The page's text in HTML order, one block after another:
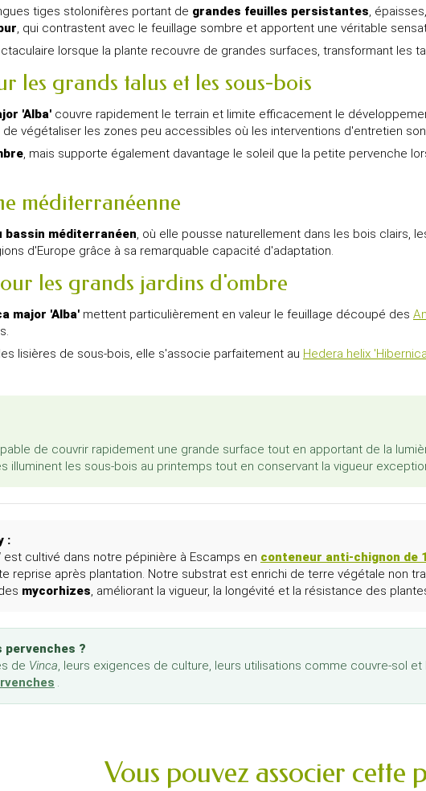
tiges stolonifères portant de grandes feuilles persistantes ,
, qui contrastent avec le feuillage sombre et apportent une véritable
lorsque la plante recouvre de grandes surfaces, transformant les
les grands talus et les sous-bois
'Alba' couvre rapidement le terrain et limite efficacement le
végétaliser les zones peu accessibles où les interventions d'entretien
, mais supporte également davantage le soleil que la petite pervenche
méditerranéenne
bassin méditerranéen, où elle pousse naturellement dans les bois clairs,
d'Europe grâce à sa remarquable capacité d'adaptation.
les grands jardins d'ombre
major 'Alba' mettent particulièrement en valeur le feuillage découpé des
lisières de sous-bois, elle s'associe parfaitement au Hedera helix
de couvrir rapidement une grande surface tout en apportant de la
illuminent les sous-bois au printemps tout en conservant la vigueur
:
est cultivé dans notre pépinière à Escamps en conteneur anti-chignon de
reprise après plantation. Notre substrat est enrichi de terre végétale non
mycorhizes, améliorant la vigueur, la longévité et la résistance des
pervenches ?
de Vinca, leurs exigences de culture, leurs utilisations comme couvre-sol
.
Vous pouvez associer cette